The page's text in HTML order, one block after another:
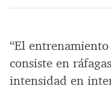
“El
consiste en
intensidad en